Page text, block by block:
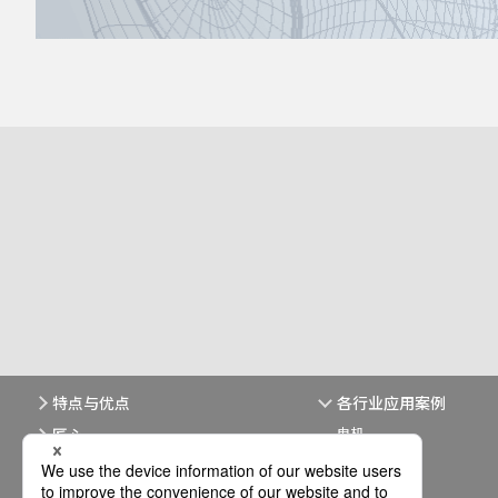
特点与优点
匠心
各行业应用案例
电机
汽车